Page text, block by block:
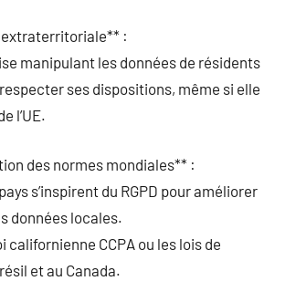
:
manipulant les données de résidents
ses dispositions, même si elle
l’UE.
des normes mondiales** :
s’inspirent du RGPD pour améliorer
données locales.
californienne CCPA ou les lois de
et au Canada.